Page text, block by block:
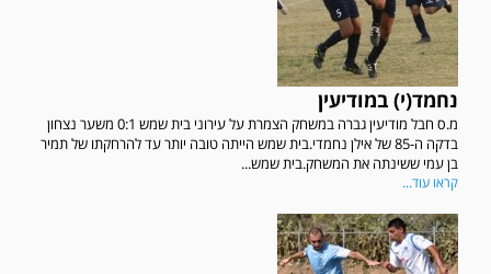
נחמד(י) במודיעין
מ.ס חבל מודיעין גברה במשחק הצמרת על עירוני בית שמש 0:1 משער נצחון
בדקה ה-85 של אילן נחמדי.בית שמש הייתה טובה יותר עד להרחקתו של תמיר
בן עמי ששינתה את המשחק.בית שמש...
קראו עוד...